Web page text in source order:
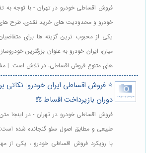
فروش اقساطی خودرو در تهران - با توجه به
خودرو و محدودیت های خرید نقدی، طرح
یکی از محبوب ترین گزینه ها برای
میان، ایران خودرو به عنوان بزرگترین
های متنوع فروش اقساطی، در تلاش است. |
⭐️ فروش اقساطی ایران خودرو: نکاتی
دوران بازپرداخت اقساط ⚖️
فروش اقساطی خودرو در تهران - در اینجا
طبیعی و مطابق اصول سئو گنجانده شده
با رویکرد فروش اقساطی خودرو ، یکی از